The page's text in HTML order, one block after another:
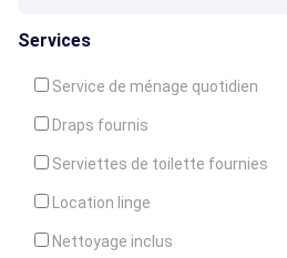
Services
Service de ménage quotidien
Draps fournis
Serviettes de toilette fournies
Location linge
Nettoyage inclus